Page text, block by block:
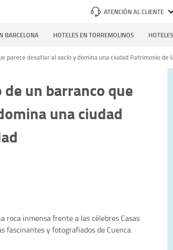
ATENCIÓN AL CLIENTE
BARCELONA HOTELES EN TORREMOLINOS
parece desafiar al vacío y domina una ciudad Patrimonio de
un barranco que
una ciudad
roca inmensa frente a las célebres Casas
fascinantes y fotografiados de Cuenca.